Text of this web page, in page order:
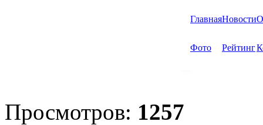
ГлавнаяНовости
Фото Рейтинг
Просмотров: 1257